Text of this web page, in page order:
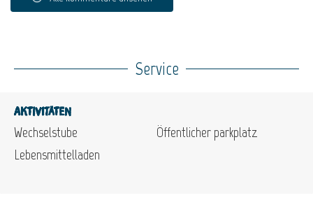
Service
Aktivitäten
Wechselstube
Lebensmittelladen
Öffentlicher parkplatz